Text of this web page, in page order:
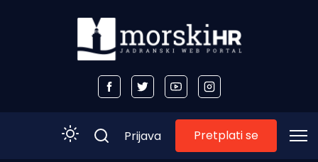
Prijava Pretplati se